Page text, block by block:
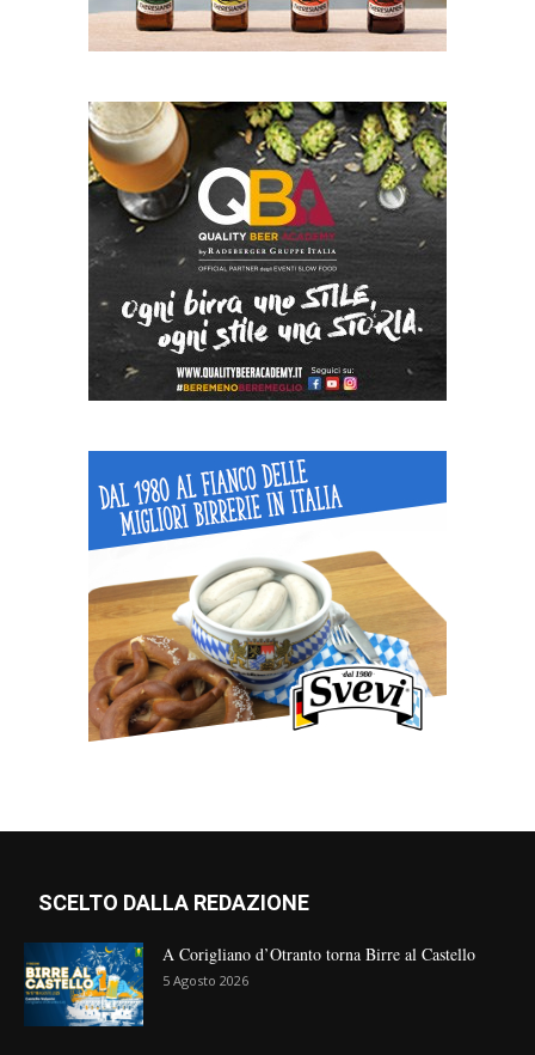
SCELTO DALLA REDAZIONE
A Corigliano d’Otranto torna Birre al Castello
5 Agosto 2026